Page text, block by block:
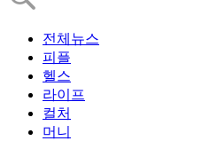
전체뉴스
피플
헬스
라이프
컬처
머니